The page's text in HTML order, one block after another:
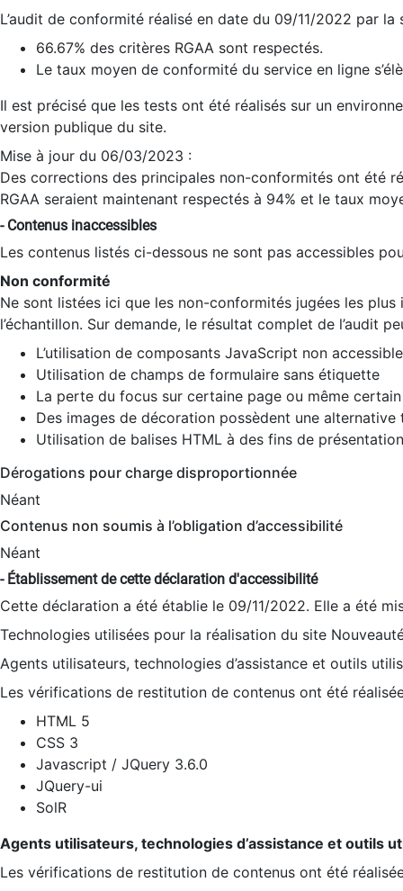
L’audit de conformité réalisé en date du 09/11/2022 par
66.67% des critères RGAA sont respectés.
Le taux moyen de conformité du service en ligne
Il est précisé que les tests ont été réalisés sur un
version publique du site.
Mise à jour du 06/03/2023 :
Des corrections des principales non-conformités ont été
RGAA seraient maintenant respectés à 94% et le taux
- Contenus inaccessibles
Les contenus listés ci-dessous ne sont pas accessibles
Non conformité
Ne sont listées ici que les non-conformités jugées les
l’échantillon. Sur demande, le résultat complet de l’audit
L’utilisation de composants JavaScript non
Utilisation de champs de formulaire sans étiquette
La perte du focus sur certaine page ou même
Des images de décoration possèdent une alternative
Utilisation de balises HTML à des fins de
Dérogations pour charge disproportionnée
Néant
Contenus non soumis à l’obligation d’accessibilité
Néant
- Établissement de cette déclaration d'accessibilité
Cette déclaration a été établie le 09/11/2022. Elle a été
Technologies utilisées pour la réalisation du site
Agents utilisateurs, technologies d’assistance et outils
Les vérifications de restitution de contenus ont été
HTML 5
CSS 3
Javascript / JQuery 3.6.0
JQuery-ui
SolR
Agents utilisateurs, technologies d’assistance et outils
Les vérifications de restitution de contenus ont été